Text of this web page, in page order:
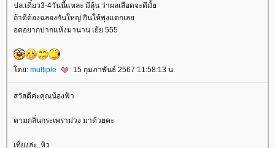
ปล.เดี๋ยว3-4วันนี้แหละ มีลุ้น ว่าผลเลือดจะดีมั้
ถ้าดีต้องฉลองกันใหญ่ กินให้พุงแตกเล
อดอยากปากแห้งมานาน เย้ย 555
ดย: multiple 15 กุมภาพันธ์ 2567 11:58:13 น.
สวัสดีค่ะคุณน้องฟ้า
ตามกลิ่นกระเพราม่วง มาด้วยคะ
เที่ยงล่ะ..หิว